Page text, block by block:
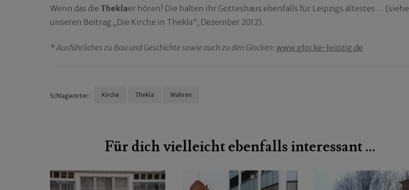
Wenn das die Theklaer hören! Die halten ihr Gotteshaus ebenfalls für Leipzigs ältestes … (siehe
unseren Beitrag „Die Kirche in Thekla“, Dezember 2012).
* Ausführliches zu Bau und Geschichte sowie auch zu den Glocken: www.glocke-leipzig.de
Schlagwörter: Kirche Thekla Wahren
Für dich vielleicht ebenfalls interessant …